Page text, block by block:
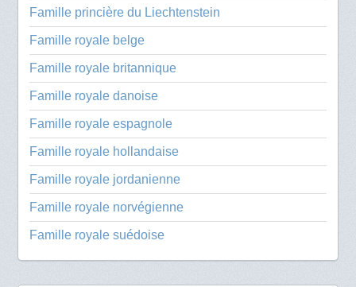
Famille princière du Liechtenstein
Famille royale belge
Famille royale britannique
Famille royale danoise
Famille royale espagnole
Famille royale hollandaise
Famille royale jordanienne
Famille royale norvégienne
Famille royale suédoise